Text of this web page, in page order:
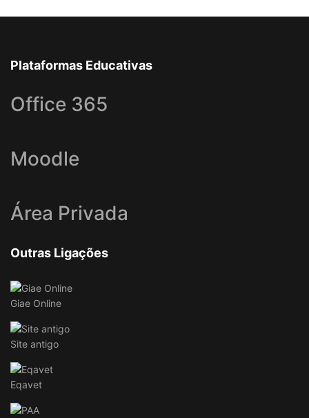
Plataformas Educativas
Office 365
Moodle
Área Privada
Outras Ligações
Giae Online
Site antigo
Eqavet